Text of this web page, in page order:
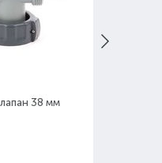
38 мм